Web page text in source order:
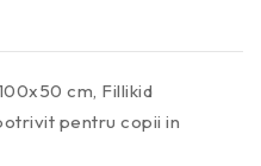
cm, Fillikid
pentru copii in